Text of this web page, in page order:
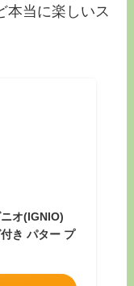
本当に楽しいス
オ(IGNIO)
き パター プ